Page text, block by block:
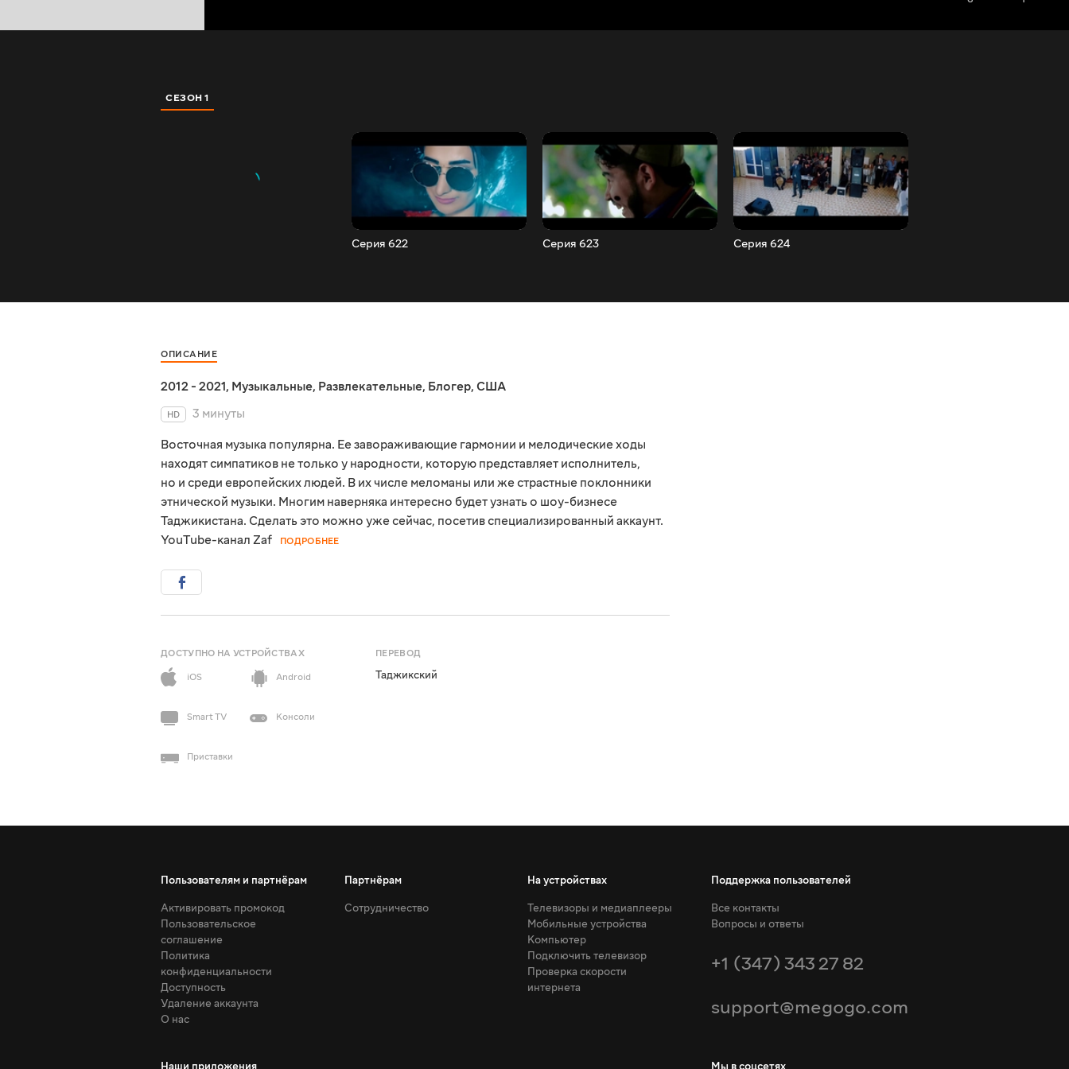
СЕЗОН 1
Серия 622 Серия 623 Серия 624
ОПИСАНИЕ
2012 - 2021, Музыкальные, Развлекательные, Блогер, США
HD
3 минуты
Восточная музыка популярна. Ее завораживающие гармонии и мелодические ходы
находят симпатиков не только у народности, которую представляет исполнитель,
но и среди европейских людей. В их числе меломаны или же страстные поклонники
этнической музыки. Многим наверняка интересно будет узнать о шоу-бизнесе
Таджикистана. Сделать это можно уже сейчас, посетив специализированный аккаунт.
YouTube-канал Zaf
ПОДРОБНЕЕ
ДОСТУПНО НА УСТРОЙСТВАХ
iOS
Android
Smart TV Консоли
Приставки
ПЕРЕВОД
Таджикский
Пользователям и партнёрам
Активировать промокод
Пользовательское
соглашение
Политика
конфиденциальности
Доступность
Удаление аккаунта
О нас
Партнёрам
Сотрудничество
На устройствах
Телевизоры и медиаплееры
Мобильные устройства
Компьютер
Подключить телевизор
Проверка скорости
интернета
Поддержка пользователей
Все контакты
Вопросы и ответы
+1 (347) 343 27 82
support@megogo.com